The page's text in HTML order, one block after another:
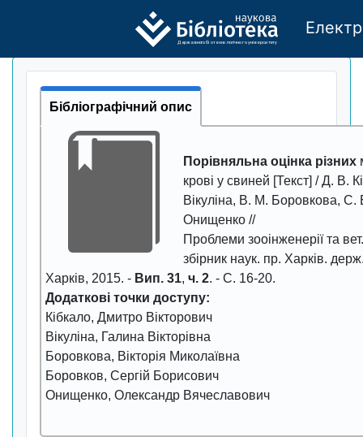
Державного бі отехно логічно го універси тету
Бібліографічний опис
Порівняльна оцінка різних
крові у свиней [Текст] / Д. В.
Вікуліна, В. М. Боровкова,
Онищенко //
Проблеми зооінженерії та
збірник наук. пр. Харків.
Харків, 2015. - Вип. 31, ч. 2. - С. 16-20.
Додаткові точки доступу:
Кібкало, Дмитро Вікторович
Вікуліна, Галина Вікторівна
Боровкова, Вікторія Миколаївна
Боровков, Сергій Борисович
Онищенко, Олександр Вячеславович